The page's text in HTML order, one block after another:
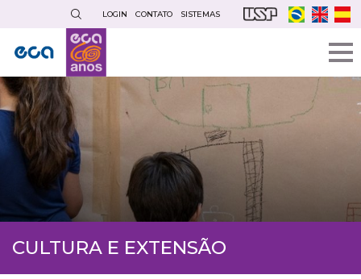
conteúdo
principal
LOGIN CONTATO SISTEMAS
CULTURA E EXTENSÃO